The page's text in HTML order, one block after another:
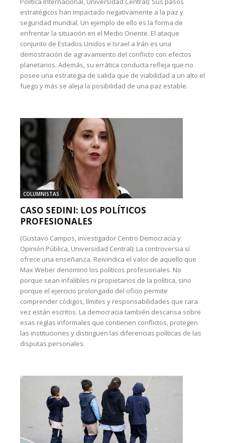
estratégicos han impactado negativamente a la paz y
seguridad mundial. Un ejemplo de ello es la forma de
enfrentar la situación en el Medio Oriente. El ataque
conjunto de Estados Unidos e Israel a Irán es una
demostración de agravamiento del conflicto con efectos
planetarios. Además, su errática conducta refleja que no
posee una estrategia de salida que de viabilidad a un alto el
fuego y más se aleja la posibilidad de una paz estable.
COLUMNISTAS
CASO SEDINI: LOS POLÍTICOS
PROFESIONALES
(Gustavo Campos, investigador Centro Democracia y
Opinión Pública, Universidad Central): La controversia sí
ofrece una enseñanza. Reivindica el valor de aquello que
Max Weber denominó los políticos profesionales. No
porque sean infalibles ni propietarios de la política, sino
porque el ejercicio prolongado del oficio permite
comprender códigos, límites y responsabilidades que rara
vez están escritos. La democracia también descansa sobre
esas reglas informales que contienen conflictos, protegen
las instituciones y distinguen las diferencias políticas de las
disputas personales.